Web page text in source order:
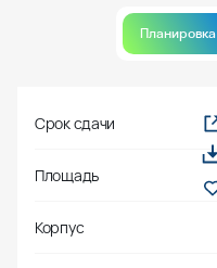
Планировка
Срок сдачи
Площадь
Корпус